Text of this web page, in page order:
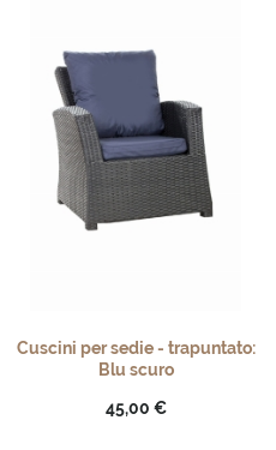
Cuscini per sedie - trapuntato:
Blu scuro
45,00 €